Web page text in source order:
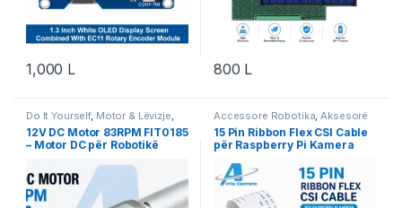
1,000 L 800 L
Do It Yourself, Motor & Lëvizje,
Robotika
12V DC Motor 83RPM FIT0185
– Motor DC për Robotikë
Accessore Robotika,Aksesorë
Robotika, Do It Yourself,
Raspberry Pi,Raspberry Pi,
Robotika
15 Pin Ribbon Flex CSI Cable
për Raspberry Pi Kamera